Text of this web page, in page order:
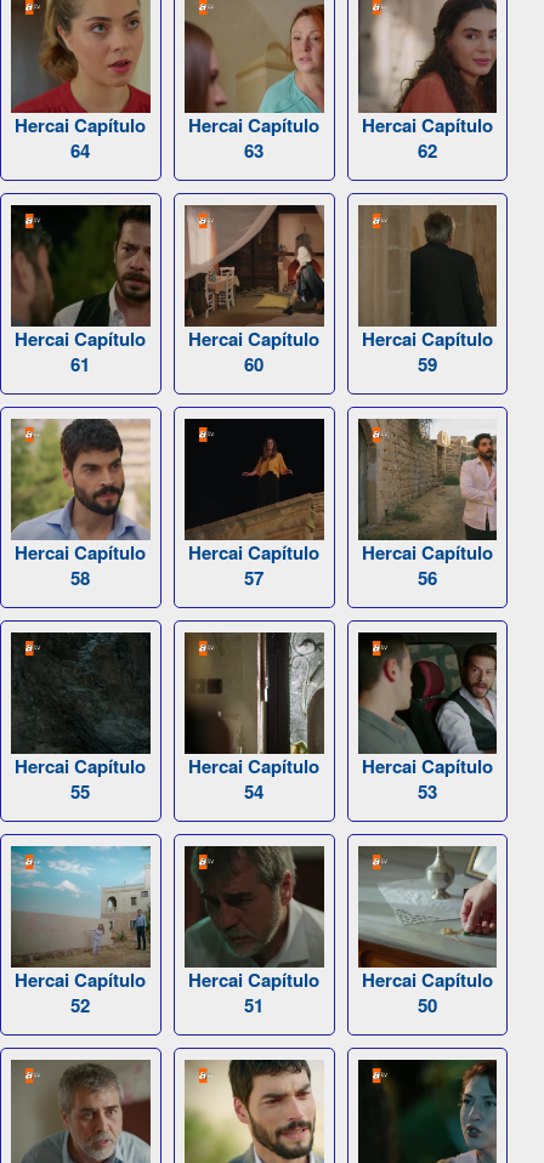
Hercai Capítulo
64
Hercai Capítulo
63
Hercai Capítulo
62
Hercai Capítulo
61
Hercai Capítulo
60
Hercai Capítulo
59
Hercai Capítulo
58
Hercai Capítulo
57
Hercai Capítulo
56
Hercai Capítulo
55
Hercai Capítulo
54
Hercai Capítulo
53
Hercai Capítulo
52
Hercai Capítulo
51
Hercai Capítulo
50